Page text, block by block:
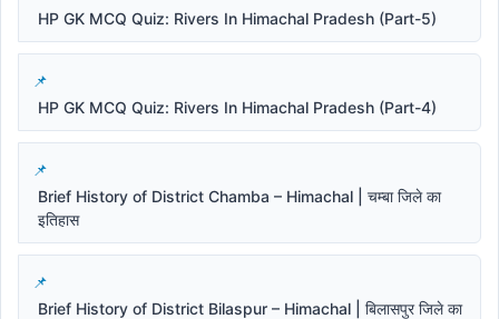
HP GK MCQ Quiz: Rivers In Himachal Pradesh (Part-5)
HP GK MCQ Quiz: Rivers In Himachal Pradesh (Part-4)
Brief History of District Chamba – Himachal | चम्बा जिले का
इतिहास
Brief History of District Bilaspur – Himachal | बिलासपुर जिले का